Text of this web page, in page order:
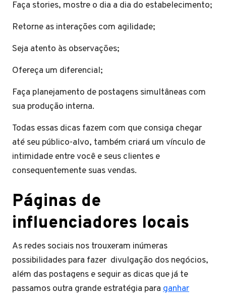
Faça stories, mostre o dia a dia do estabelecimento;
Retorne as interações com agilidade;
Seja atento às observações;
Ofereça um diferencial;
Faça planejamento de postagens simultâneas com
sua produção interna.
Todas essas dicas fazem com que consiga chegar
até seu público-alvo, também criará um vínculo de
intimidade entre você e seus clientes e
consequentemente suas vendas.
Páginas de
influenciadores locais
As redes sociais nos trouxeram inúmeras
possibilidades para fazer divulgação dos negócios,
além das postagens e seguir as dicas que já te
passamos outra grande estratégia para ganhar